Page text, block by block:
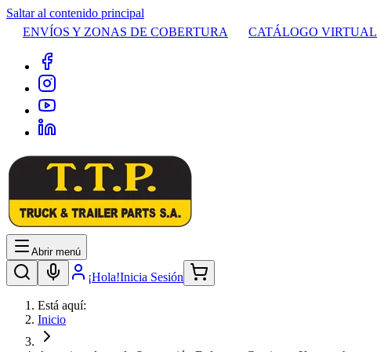
Saltar al contenido principal
ENVÍOS Y ZONAS DE COBERTURA
CATÁLOGO VIRTUAL
Abrir menú
¡Hola!Inicia Sesión
Está aquí:
Inicio